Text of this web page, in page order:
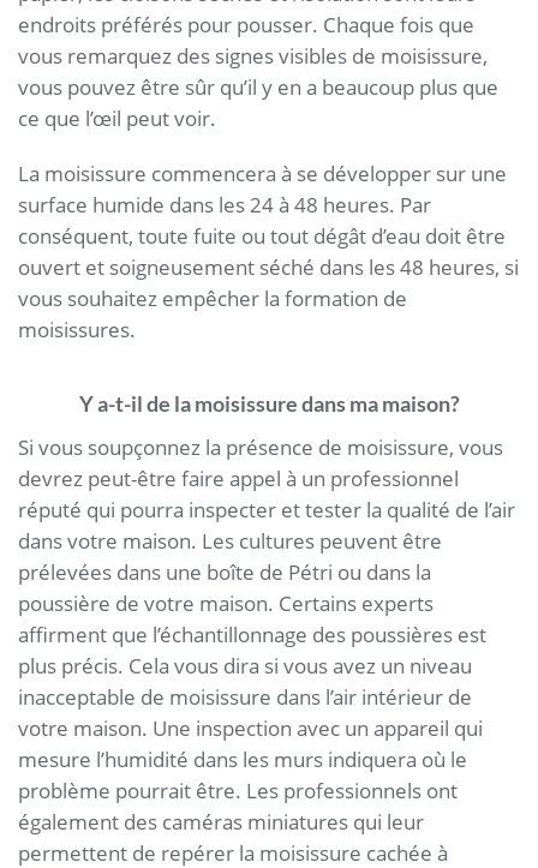
endroits préférés pour pousser. Chaque fois que
vous remarquez des signes visibles de moisissure,
vous pouvez être sûr qu’il y en a beaucoup plus que
ce que l’œil peut voir.
La moisissure commencera à se développer sur une
surface humide dans les 24 à 48 heures. Par
conséquent, toute fuite ou tout dégât d’eau doit être
ouvert et soigneusement séché dans les 48 heures, si
vous souhaitez empêcher la formation de
moisissures.
Y a-t-il de la moisissure dans ma maison?
Si vous soupçonnez la présence de moisissure, vous
devrez peut-être faire appel à un professionnel
réputé qui pourra inspecter et tester la qualité de l’air
dans votre maison. Les cultures peuvent être
prélevées dans une boîte de Pétri ou dans la
poussière de votre maison. Certains experts
affirment que l’échantillonnage des poussières est
plus précis. Cela vous dira si vous avez un niveau
inacceptable de moisissure dans l’air intérieur de
votre maison. Une inspection avec un appareil qui
mesure l’humidité dans les murs indiquera où le
problème pourrait être. Les professionnels ont
également des caméras miniatures qui leur
permettent de repérer la moisissure cachée à